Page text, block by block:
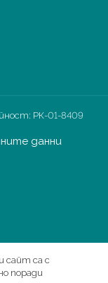
РК-01-8409
данни
сайт са с
поради